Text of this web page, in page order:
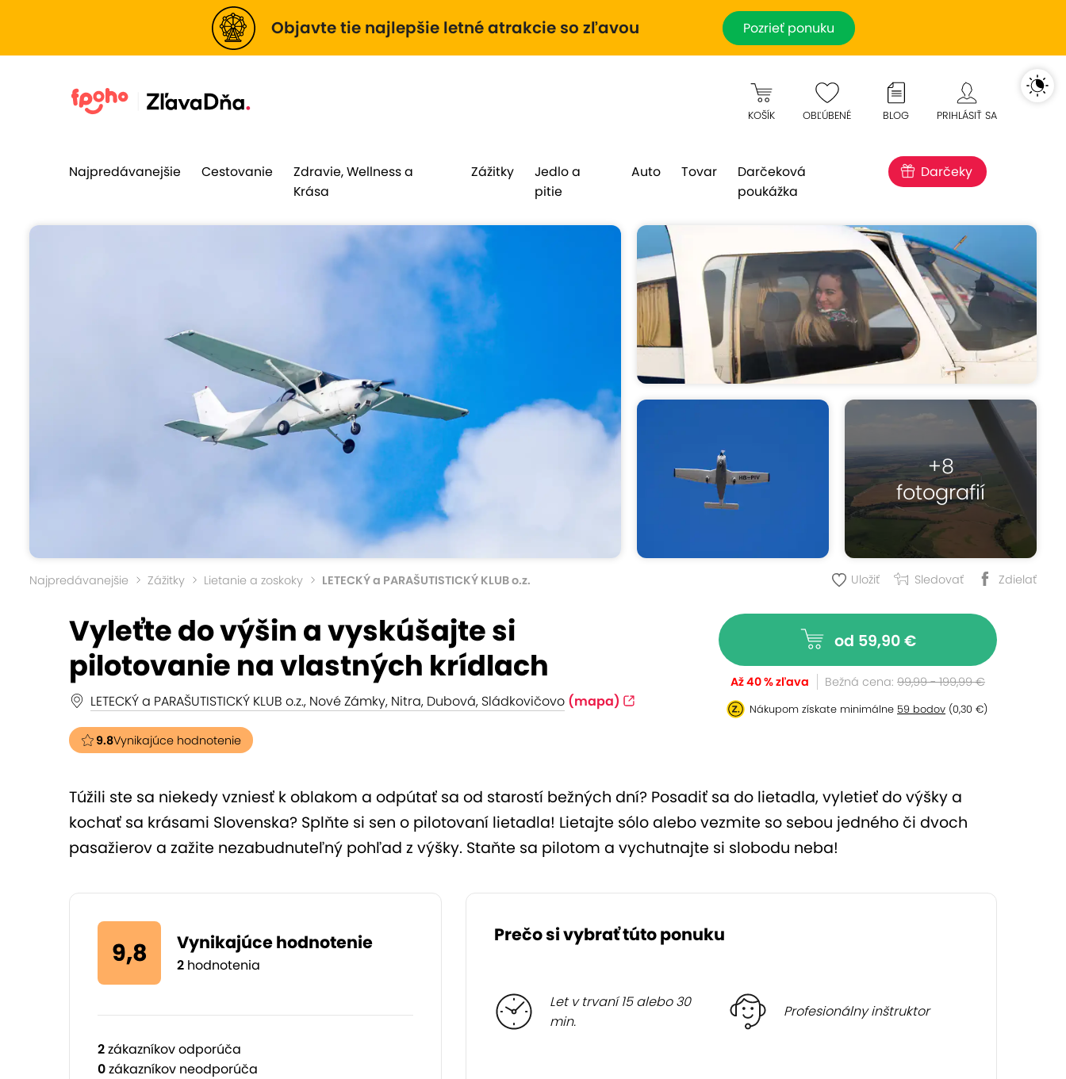
Objavte tie najlepšie letné atrakcie so zľavou Pozrieť ponuku
KOŠÍK OBĽÚBENÉ BLOG PRIHLÁSIŤ SA
Najpredávanejšie Cestovanie
Zdravie, Wellness a
Krása
Zážitky
Jedlo a
pitie
Auto Tovar
Darčeková
poukážka
Darčeky
+8
fotografií
Najpredávanejšie Zážitky Lietanie a zoskoky LETECKÝ a PARAŠUTISTICKÝ KLUB o.z. Uložiť Sledovať Zdielať
Vyleťte do výšin a vyskúšajte si
pilotovanie na vlastných krídlach
LETECKÝ a PARAŠUTISTICKÝ KLUB o.z., Nové Zámky, Nitra, Dubová, Sládkovičovo (mapa)
9.8Vynikajúce hodnotenie
od 59,90 €
Až 40 % zľava Bežná cena: 99,99 - 199,99 €
Nákupom získate minimálne 59 bodov (0,30 €)
Túžili ste sa niekedy vzniesť k oblakom a odpútať sa od starostí bežných dní? Posadiť sa do lietadla, vyletieť do výšky a
kochať sa krásami Slovenska? Splňte si sen o pilotovaní lietadla! Lietajte sólo alebo vezmite so sebou jedného či dvoch
pasažierov a zažite nezabudnuteľný pohľad z výšky. Staňte sa pilotom a vychutnajte si slobodu neba!
9,8 Vynikajúce hodnotenie
2 hodnotenia
2zákazníkov odporúča
0zákazníkov neodporúča
Prečo si vybrať túto ponuku
Let v trvaní 15 alebo 30
min.
Profesionálny inštruktor